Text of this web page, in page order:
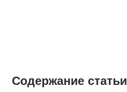
Содержание статьи